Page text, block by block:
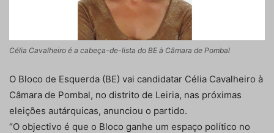
Célia Cavalheiro é a cabeça-de-lista do BE à Câmara de Pombal
O Bloco de Esquerda (BE) vai candidatar Célia Cavalheiro à
Câmara de Pombal, no distrito de Leiria, nas próximas
eleições autárquicas, anunciou o partido.
“O objectivo é que o Bloco ganhe um espaço político no